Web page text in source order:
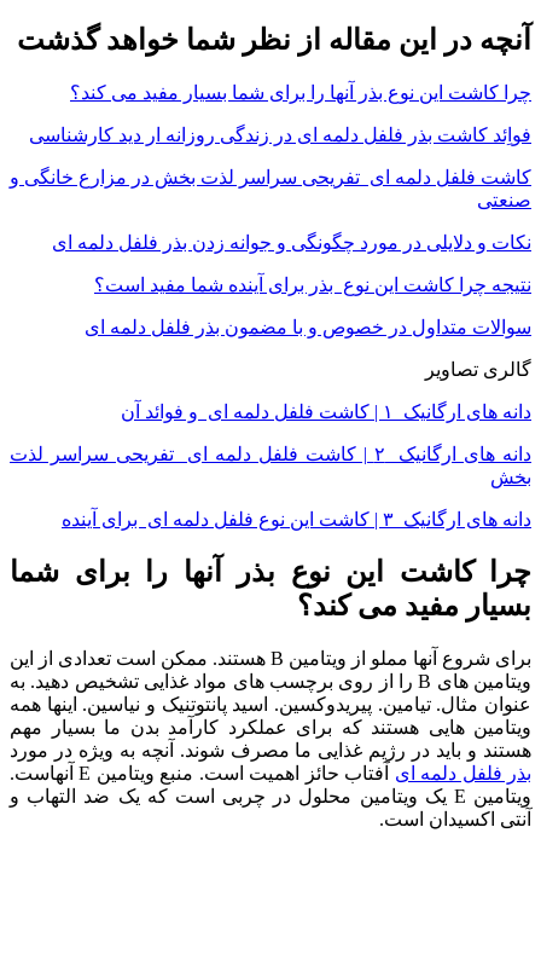
آنچه در این مقاله از نظر شما خواهد گذشت
چرا کاشت این نوع بذر آنها را برای شما بسیار مفید می کند؟
فواِئد کاشت بذر فلفل دلمه ای در زندگی روزانه ار دید کارشناسی
کاشت فلفل دلمه ای تفریحی سراسر لذت بخش در مزارع خانگی و
صنعتی
نکات و دلایلی در مورد چگونگی و جوانه زدن بذر فلفل دلمه ای
نتیجه چرا کاشت این نوع بذر برای آینده شما مفید است؟
سوالات متداول در خصوص و با مضمون بذر فلفل دلمه ای
گالری تصاویر
دانه های ارگانیک ۱ | کاشت فلفل دلمه ای و فوائد آن
دانه های ارگانیک ۲ | کاشت فلفل دلمه ای تفریحی سراسر لذت
بخش
دانه های ارگانیک ۳ | کاشت این نوع فلفل دلمه ای برای آینده
چرا کاشت این نوع بذر آنها را برای شما
بسیار مفید می کند؟
برای شروع آنها مملو از ویتامین B هستند. ممکن است تعدادی از این
ویتامین های B را از روی برچسب های مواد غذایی تشخیص دهید. به
عنوان مثال. تیامین. پیریدوکسین. اسید پانتوتنیک و نیاسین. اینها همه
ویتامین هایی هستند که برای عملکرد کارآمد بدن ما بسیار مهم
هستند و باید در رژیم غذایی ما مصرف شوند. آنچه به ویژه در مورد
بذر فلفل دلمه ای
آفتاب حائز اهمیت است. منبع ویتامین E آنهاست.
ویتامین E یک ویتامین محلول در چربی است که یک ضد التهاب و
آنتی اکسیدان است.